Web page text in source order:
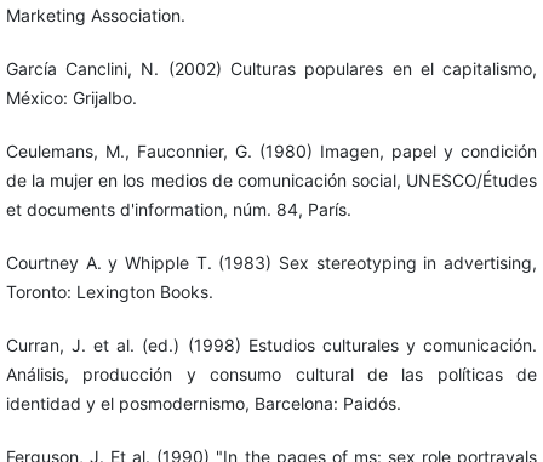
Marketing Association.
García Canclini, N. (2002) Culturas populares en el capitalismo,
México: Grijalbo.
Ceulemans, M., Fauconnier, G. (1980) Imagen, papel y condición
de la mujer en los medios de comunicación social, UNESCO/Études
et documents d'information, núm. 84, París.
Courtney A. y Whipple T. (1983) Sex stereotyping in advertising,
Toronto: Lexington Books.
Curran, J. et al. (ed.) (1998) Estudios culturales y comunicación.
Análisis, producción y consumo cultural de las políticas de
identidad y el posmodernismo, Barcelona: Paidós.
Ferguson, J. Et al. (1990) "In the pages of ms: sex role portrayals